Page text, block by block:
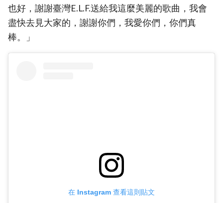
也好，謝謝臺灣E.L.F.送給我這麼美麗的歌曲，我會
盡快去見大家的，謝謝你們，我愛你們，你們真
棒。」
在 Instagram 查看這則貼文